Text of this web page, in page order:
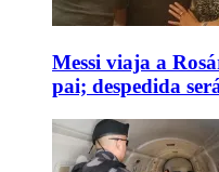
Messi viaja a
pai; despedida